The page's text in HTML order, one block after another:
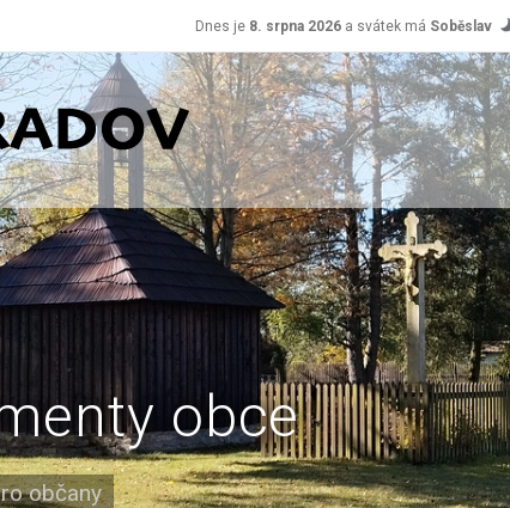
Dnes je 8. srpna 2026 a svátek má Soběslav
obce
občany